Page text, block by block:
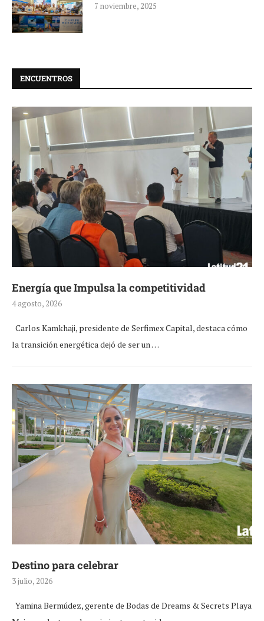
7 noviembre, 2025
ENCUENTROS
Energía que Impulsa la competitividad
4 agosto, 2026
Carlos Kamkhaji, presidente de Serfimex Capital, destaca cómo
la transición energética dejó de ser un …
Destino para celebrar
3 julio, 2026
Yamina Bermúdez, gerente de Bodas de Dreams & Secrets Playa